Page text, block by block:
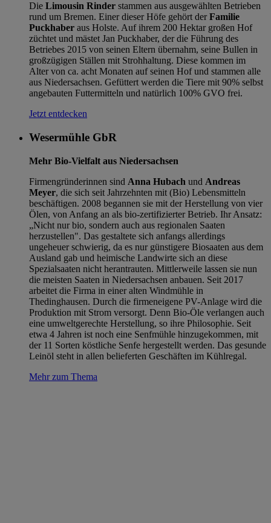
Die Limousin Rinder stammen aus ausgewählten Betrieben
rund um Bremen. Einer dieser Höfe gehört der Familie
Puckhaber aus Holste. Auf ihrem 200 Hektar großen Hof
züchtet und mästet Jan Puckhaber, der die Führung des
Betriebes 2015 von seinen Eltern übernahm, seine Bullen in
großzügigen Ställen mit Strohhaltung. Diese kommen im
Alter von ca. acht Monaten auf seinen Hof und stammen alle
aus Niedersachsen. Gefüttert werden die Tiere mit 90% selbst
angebauten Futtermitteln und natürlich 100% GVO frei.
Jetzt entdecken
Wesermühle GbR
Mehr Bio-Vielfalt aus Niedersachsen
Firmengründerinnen sind Anna Hubach und Andreas
Meyer, die sich seit Jahrzehnten mit (Bio) Lebensmitteln
beschäftigen. 2008 begannen sie mit der Herstellung von vier
Ölen, von Anfang an als bio-zertifizierter Betrieb. Ihr Ansatz:
„Nicht nur bio, sondern auch aus regionalen Saaten
herzustellen". Das gestaltete sich anfangs allerdings
ungeheuer schwierig, da es nur günstigere Biosaaten aus dem
Ausland gab und heimische Landwirte sich an diese
Spezialsaaten nicht herantrauten. Mittlerweile lassen sie nun
die meisten Saaten in Niedersachsen anbauen. Seit 2017
arbeitet die Firma in einer alten Windmühle in
Thedinghausen. Durch die firmeneigene PV-Anlage wird die
Produktion mit Strom versorgt. Denn Bio-Öle verlangen auch
eine umweltgerechte Herstellung, so ihre Philosophie. Seit
etwa 4 Jahren ist noch eine Senfmühle hinzugekommen, mit
der 11 Sorten köstliche Senfe hergestellt werden. Das gesunde
Leinöl steht in allen belieferten Geschäften im Kühlregal.
Mehr zum Thema